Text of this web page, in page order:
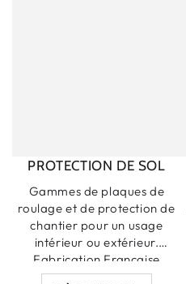
PROTECTION DE SOL
Gammes de plaques de
roulage et de protection de
chantier pour un usage
intérieur ou extérieur.
Fabrication Française